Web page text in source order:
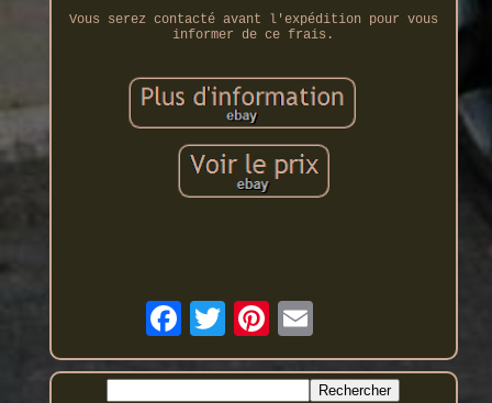
Vous serez contacté avant l'expédition pour vous
informer de ce frais.